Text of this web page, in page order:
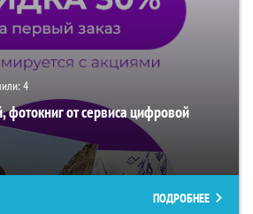
4
фотокниг от сервиса цифровой
ПОДРОБНЕЕ